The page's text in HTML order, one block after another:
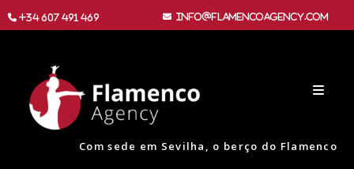
+34 607 491 469 info@flamencoagency.com
Com sede em Sevilha, o berço do Flamenco